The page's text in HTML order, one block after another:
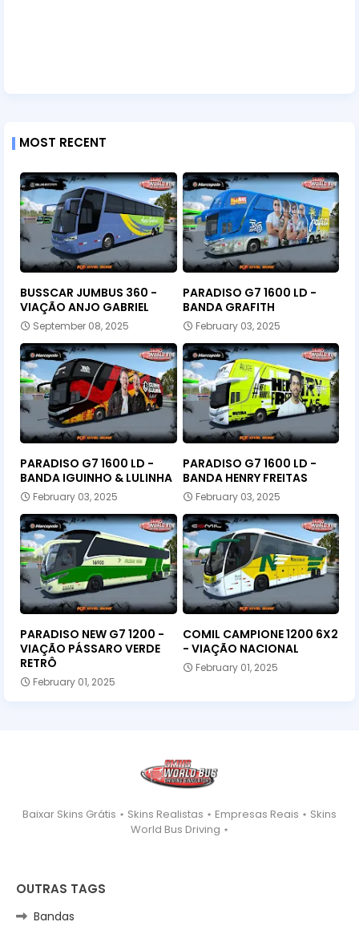
MOST RECENT
BUSSCAR JUMBUS 360 -
VIAÇÃO ANJO GABRIEL
September 08, 2025
PARADISO G7 1600 LD -
BANDA GRAFITH
February 03, 2025
PARADISO G7 1600 LD -
BANDA IGUINHO & LULINHA
February 03, 2025
PARADISO G7 1600 LD -
BANDA HENRY FREITAS
February 03, 2025
PARADISO NEW G7 1200 -
VIAÇÃO PÁSSARO VERDE
RETRÔ
February 01, 2025
COMIL CAMPIONE 1200 6X2
- VIAÇÃO NACIONAL
February 01, 2025
Baixar Skins Grátis ⋆ Skins Realistas ⋆ Empresas Reais ⋆ Skins
World Bus Driving ⋆
OUTRAS TAGS
Bandas